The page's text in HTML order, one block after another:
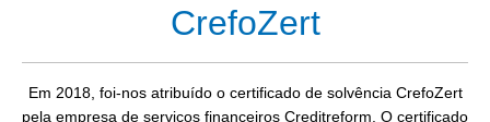
CrefoZert
Em 2018, foi-nos atribuído o certificado de solvência CrefoZert
pela empresa de serviços financeiros Creditreform. O certificado